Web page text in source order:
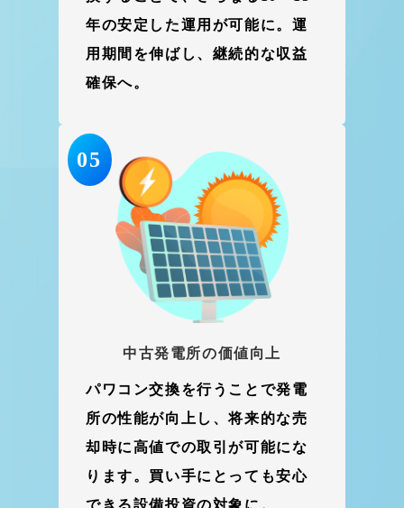
年の安定した運用が可能に。運
用期間を伸ばし、継続的な収益
確保へ。
05
中古発電所の価値向上
パワコン交換を行うことで発電
所の性能が向上し、将来的な売
却時に高値での取引が可能にな
ります。買い手にとっても安心
できる設備投資の対象に。